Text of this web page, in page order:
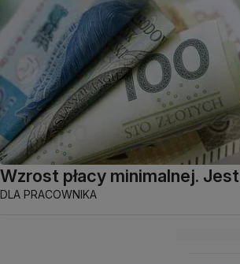
Wzrost płacy minimalnej.
DLA PRACOWNIKA